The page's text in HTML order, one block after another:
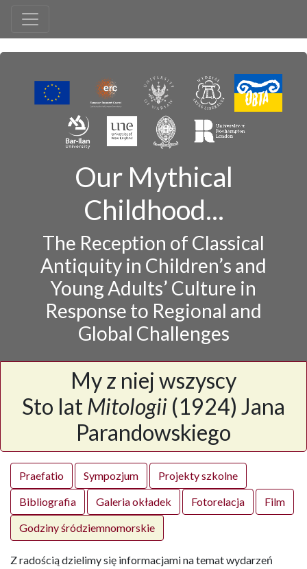
Our Mythical
Childhood...
The Reception of Classical
Antiquity in Children’s and
Young Adults’ Culture in
Response to Regional and
Global Challenges
My z niej wszyscy
Sto latMitologii (1924) Jana
Parandowskiego
Praefatio Sympozjum
Projekty szkolne
Bibliografia
Galeria okładek Fotorelacja
Film
Godziny śródziemnomorskie
Z radością dzielimy się informacjami na temat wydarzeń